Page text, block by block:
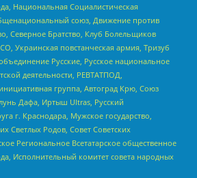
Национальная Социалистическая
союз, Движение против
Северное Братство, Клуб Болельщиков
Украинская повстанческая армия, Тризуб
Русские, Русское национальное
деятельности, РЕВТАТПОД,
группа, Автоград Крю, Союз
Дафа, Иртыш Ultras, Русский
г. Краснодара, Мужское государство,
Светлых Родов, Совет Советских
Региональное Всетатарское общественное
Исполнительный комитет совета народных